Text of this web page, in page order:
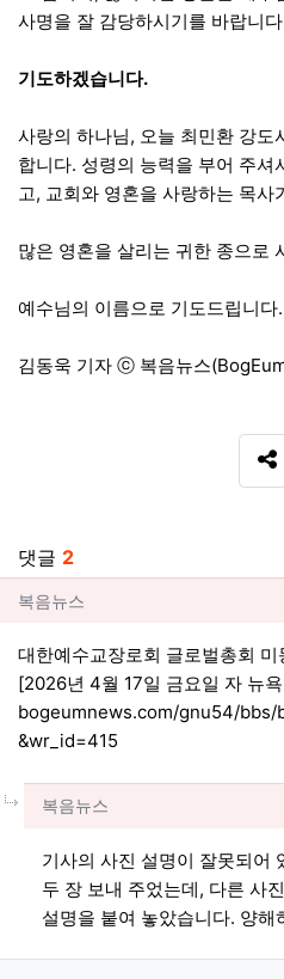
사명을 잘 감당하시기를 바랍니
기도하겠습니다.
사랑의 하나님, 오늘 최민환 강도
합니다. 성령의 능력을 부어 주셔
고, 교회와 영혼을 사랑하는 목사
많은 영혼을 살리는 귀한 종으로
예수님의 이름으로 기도드립니다
김동욱 기자 ⓒ 복음뉴스
댓글 2
복음뉴스님의 댓글
복음뉴스
대한예수교장로회 글로벌총회
[2026년 4월 17일 금요일 자 뉴
bogeumnews.com/gnu54/
&wr_id=415
복음뉴스님의
복음뉴스
기사의 사진 설명이 잘못되어
두 장 보내 주었는데, 다른 사
설명을 붙여 놓았습니다. 양해